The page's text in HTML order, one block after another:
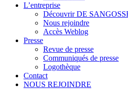
L’entreprise
Découvrir DE
Nous rejoindre
Accès Weblog
Presse
Revue de presse
Communiqués de presse
Logothèque
Contact
NOUS REJOINDRE